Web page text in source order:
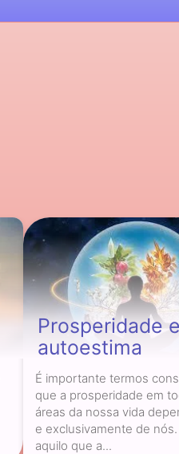
Prosperidade e
autoestima
É importante termos
que a prosperidade em
áreas da nossa vida
e exclusivamente de
aquilo que a...